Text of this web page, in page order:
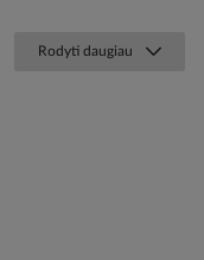
Rodyti daugiau